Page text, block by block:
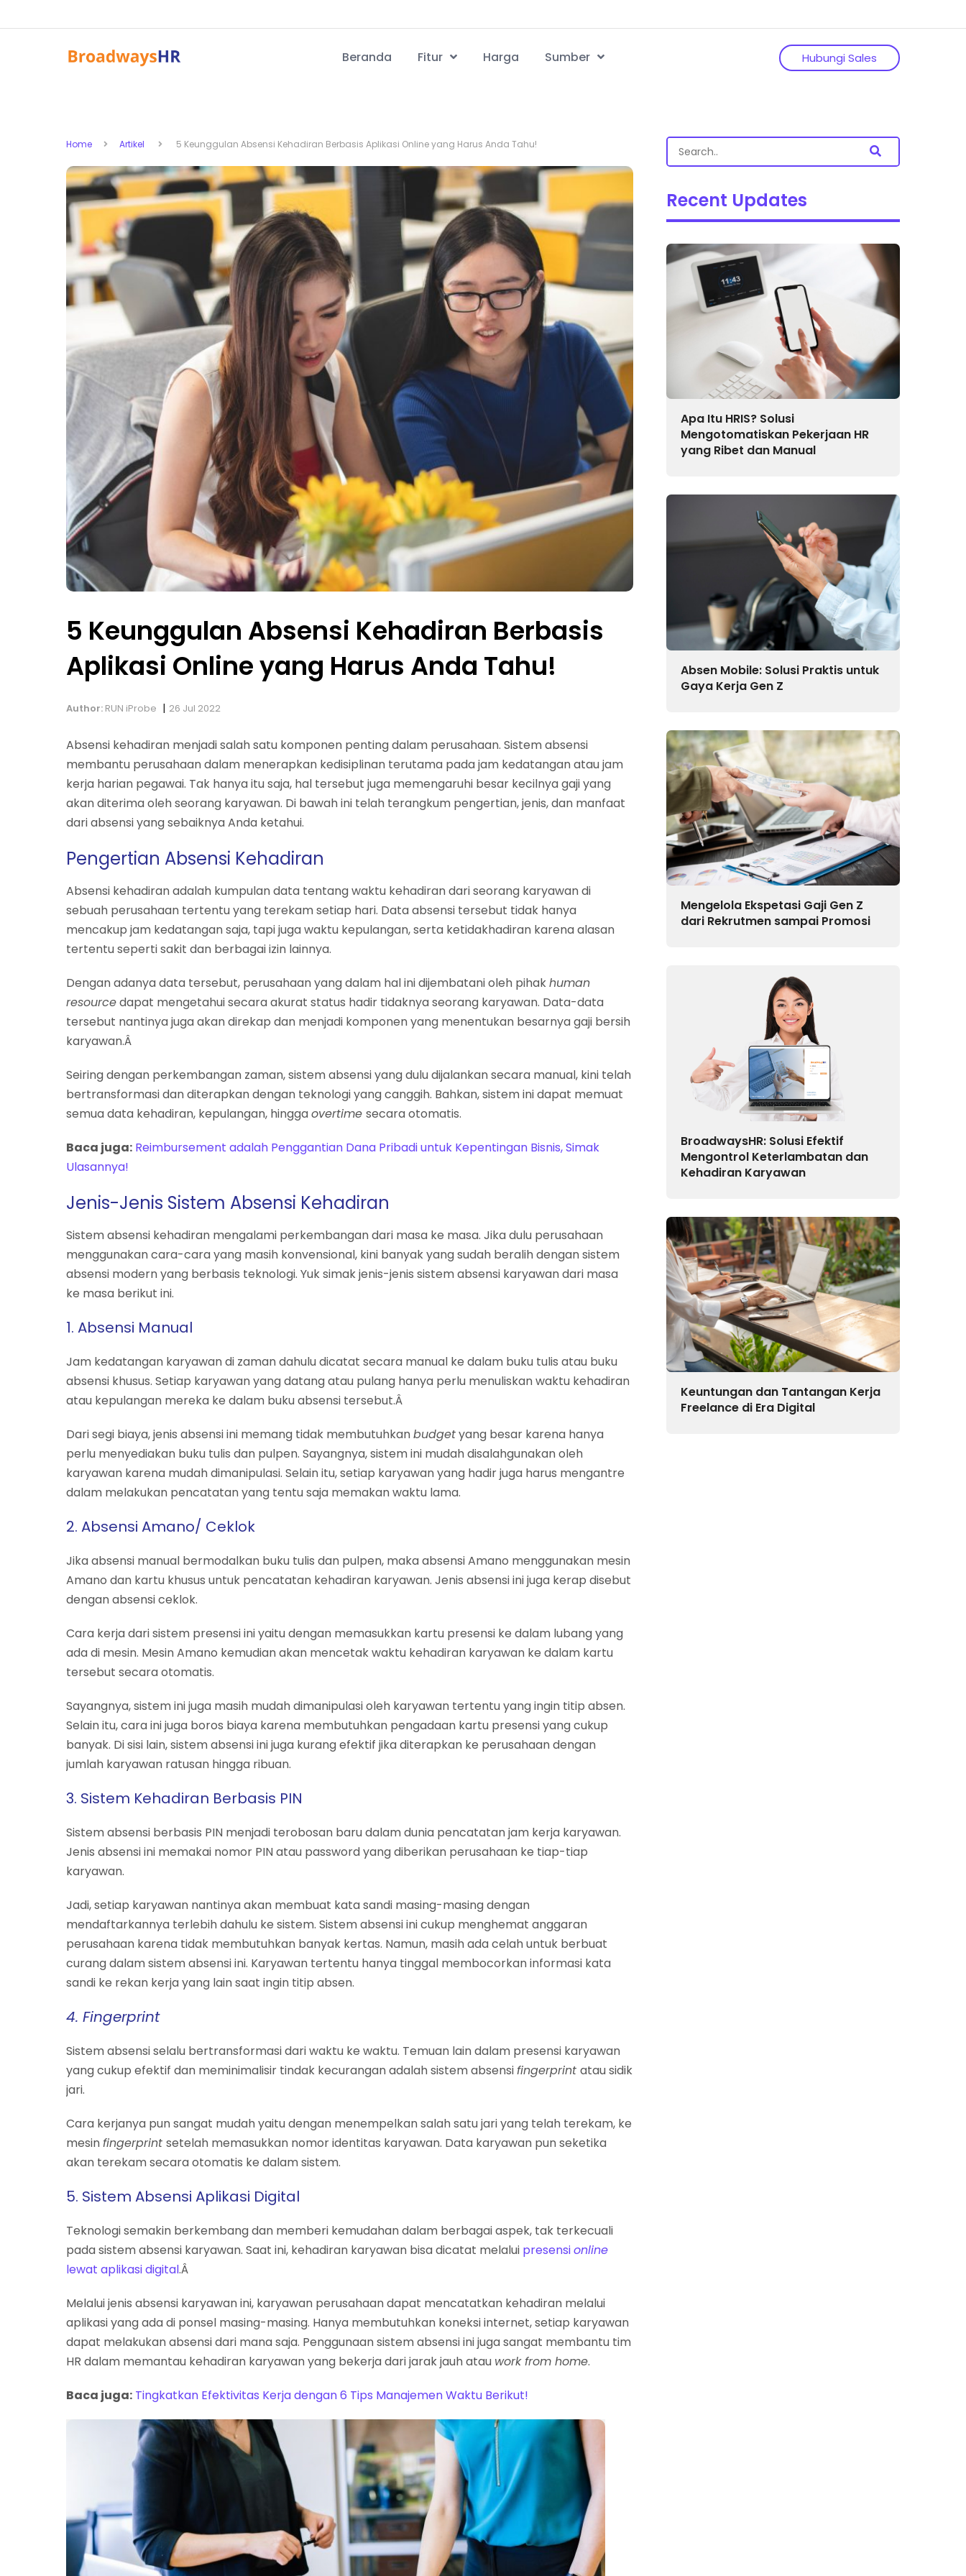
Beranda Fitur Harga Sumber Hubungi Sales
Home Artikel 5 Keunggulan Absensi Kehadiran Berbasis Aplikasi Online yang Harus Anda Tahu!
5 Keunggulan Absensi Kehadiran Berbasis
Aplikasi Online yang Harus Anda Tahu!
Author: RUN iProbe | 26 Jul 2022
Absensi kehadiran menjadi salah satu komponen penting dalam perusahaan. Sistem absensi
membantu perusahaan dalam menerapkan kedisiplinan terutama pada jam kedatangan atau jam
kerja harian pegawai. Tak hanya itu saja, hal tersebut juga memengaruhi besar kecilnya gaji yang
akan diterima oleh seorang karyawan. Di bawah ini telah terangkum pengertian, jenis, dan manfaat
dari absensi yang sebaiknya Anda ketahui.
Pengertian Absensi Kehadiran
Absensi kehadiran adalah kumpulan data tentang waktu kehadiran dari seorang karyawan di
sebuah perusahaan tertentu yang terekam setiap hari. Data absensi tersebut tidak hanya
mencakup jam kedatangan saja, tapi juga waktu kepulangan, serta ketidakhadiran karena alasan
tertentu seperti sakit dan berbagai izin lainnya.
Dengan adanya data tersebut, perusahaan yang dalam hal ini dijembatani oleh pihakhuman
resourcedapat mengetahui secara akurat status hadir tidaknya seorang karyawan. Data-data
tersebut nantinya juga akan direkap dan menjadi komponen yang menentukan besarnya gaji bersih
karyawan.Â
Seiring dengan perkembangan zaman, sistem absensi yang dulu dijalankan secara manual, kini telah
bertransformasi dan diterapkan dengan teknologi yang canggih. Bahkan, sistem ini dapat memuat
semua data kehadiran, kepulangan, hinggaovertime secara otomatis.
Baca juga: Reimbursement adalah Penggantian Dana Pribadi untuk Kepentingan Bisnis, Simak
Ulasannya!
Jenis-Jenis Sistem Absensi Kehadiran
Sistem absensi kehadiran mengalami perkembangan dari masa ke masa. Jika dulu perusahaan
menggunakan cara-cara yang masih konvensional, kini banyak yang sudah beralih dengan sistem
absensi modern yang berbasis teknologi. Yuk simak jenis-jenis sistem absensi karyawan dari masa
ke masa berikut ini.
1. Absensi Manual
Jam kedatangan karyawan di zaman dahulu dicatat secara manual ke dalam buku tulis atau buku
absensi khusus. Setiap karyawan yang datang atau pulang hanya perlu menuliskan waktu kehadiran
atau kepulangan mereka ke dalam buku absensi tersebut.Â
Dari segi biaya, jenis absensi ini memang tidak membutuhkanbudgetyang besar karena hanya
perlu menyediakan buku tulis dan pulpen. Sayangnya, sistem ini mudah disalahgunakan oleh
karyawan karena mudah dimanipulasi. Selain itu, setiap karyawan yang hadir juga harus mengantre
dalam melakukan pencatatan yang tentu saja memakan waktu lama.
2. Absensi Amano/ Ceklok
Jika absensi manual bermodalkan buku tulis dan pulpen, maka absensi Amano menggunakan mesin
Amano dan kartu khusus untuk pencatatan kehadiran karyawan. Jenis absensi ini juga kerap disebut
dengan absensi ceklok.
Cara kerja dari sistem presensi ini yaitu dengan memasukkan kartu presensi ke dalam lubang yang
ada di mesin. Mesin Amano kemudian akan mencetak waktu kehadiran karyawan ke dalam kartu
tersebut secara otomatis.
Sayangnya, sistem ini juga masih mudah dimanipulasi oleh karyawan tertentu yang ingin titip absen.
Selain itu, cara ini juga boros biaya karena membutuhkan pengadaan kartu presensi yang cukup
banyak. Di sisi lain, sistem absensi ini juga kurang efektif jika diterapkan ke perusahaan dengan
jumlah karyawan ratusan hingga ribuan.
3. Sistem Kehadiran Berbasis PIN
Sistem absensi berbasis PIN menjadi terobosan baru dalam dunia pencatatan jam kerja karyawan.
Jenis absensi ini memakai nomor PIN atau password yang diberikan perusahaan ke tiap-tiap
karyawan.
Jadi, setiap karyawan nantinya akan membuat kata sandi masing-masing dengan
mendaftarkannya terlebih dahulu ke sistem. Sistem absensi ini cukup menghemat anggaran
perusahaan karena tidak membutuhkan banyak kertas. Namun, masih ada celah untuk berbuat
curang dalam sistem absensi ini. Karyawan tertentu hanya tinggal membocorkan informasi kata
sandi ke rekan kerja yang lain saat ingin titip absen.
4. Fingerprint
Sistem absensi selalu bertransformasi dari waktu ke waktu. Temuan lain dalam presensi karyawan
yang cukup efektif dan meminimalisir tindak kecurangan adalah sistem absensifingerprint atau sidik
jari.
Cara kerjanya pun sangat mudah yaitu dengan menempelkan salah satu jari yang telah terekam, ke
mesinfingerprint setelah memasukkan nomor identitas karyawan. Data karyawan pun seketika
akan terekam secara otomatis ke dalam sistem.
5. Sistem Absensi Aplikasi Digital
Teknologi semakin berkembang dan memberi kemudahan dalam berbagai aspek, tak terkecuali
pada sistem absensi karyawan. Saat ini, kehadiran karyawan bisa dicatat melalui presensionline
lewat aplikasi digital.Â
Melalui jenis absensi karyawan ini, karyawan perusahaan dapat mencatatkan kehadiran melalui
aplikasi yang ada di ponsel masing-masing. Hanya membutuhkan koneksi internet, setiap karyawan
dapat melakukan absensi dari mana saja. Penggunaan sistem absensi ini juga sangat membantu tim
HR dalam memantau kehadiran karyawan yang bekerja dari jarak jauh atau work from home.
Baca juga: Tingkatkan Efektivitas Kerja dengan 6 Tips Manajemen Waktu Berikut!
Recent Updates
Apa Itu HRIS? Solusi
Mengotomatiskan Pekerjaan HR
yang Ribet dan Manual
Absen Mobile: Solusi Praktis untuk
Gaya Kerja Gen Z
Mengelola Ekspetasi Gaji Gen Z
dari Rekrutmen sampai Promosi
BroadwaysHR: Solusi Efektif
Mengontrol Keterlambatan dan
Kehadiran Karyawan
Keuntungan dan Tantangan Kerja
Freelance di Era Digital